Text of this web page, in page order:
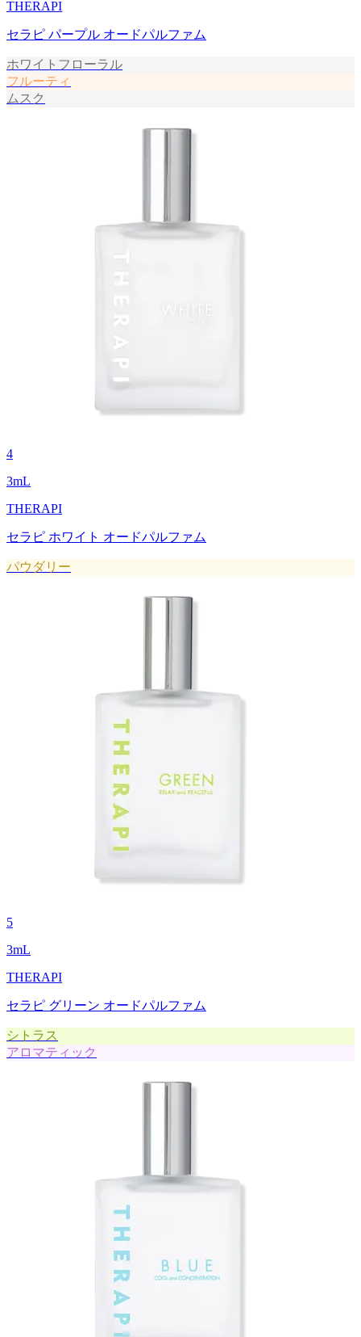
THERAPI
セラピ パープル オードパルファム
ホワイトフローラル
フルーティ
ムスク
4
3mL
THERAPI
セラピ ホワイト オードパルファム
パウダリー
5
3mL
THERAPI
セラピ グリーン オードパルファム
シトラス
アロマティック